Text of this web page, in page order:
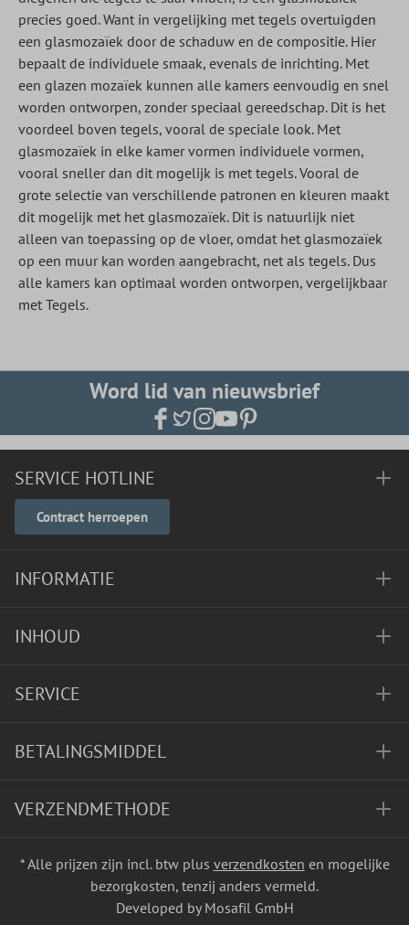
precies goed. Want in vergelijking met tegels overtuigden
een glasmozaïek door de schaduw en de compositie. Hier
bepaalt de individuele smaak, evenals de inrichting. Met
een glazen mozaïek kunnen alle kamers eenvoudig en snel
worden ontworpen, zonder speciaal gereedschap. Dit is het
voordeel boven tegels, vooral de speciale look. Met
glasmozaïek in elke kamer vormen individuele vormen,
vooral sneller dan dit mogelijk is met tegels. Vooral de
grote selectie van verschillende patronen en kleuren maakt
dit mogelijk met het glasmozaïek. Dit is natuurlijk niet
alleen van toepassing op de vloer, omdat het glasmozaïek
op een muur kan worden aangebracht, net als tegels. Dus
alle kamers kan optimaal worden ontworpen, vergelijkbaar
met Tegels.
Word lid van nieuwsbrief
SERVICE HOTLINE
Contract herroepen
INFORMATIE
INHOUD
SERVICE
BETALINGSMIDDEL
VERZENDMETHODE
* Alle prijzen zijn incl. btw plus verzendkosten en mogelijke
bezorgkosten, tenzij anders vermeld.
Developed by Mosafil GmbH